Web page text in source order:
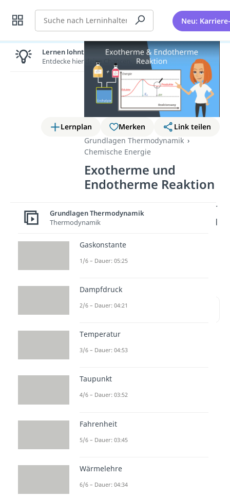
Suche Neu:
Lernplan Merken
Link teilen
Grundlagen Thermodynamik
Chemische Energie
Exotherme und
Endotherme Reaktion
In diesem Beitrag wiederholen wir
noch einmal die Unterschiede und
Inhaltsübersicht
Exotherm und
Alsexotherm
niedrigere Enthalpie
Edukte aufweisen. Mehr über
Videos zur
Enthalpie,
Lernen lohnt sich!
Entdecke hier deine Chancen.
Grundlagen Thermodynamik
Thermodynamik
Gaskonstante
1/6 – Dauer: 05:25
Dampfdruck
2/6 – Dauer: 04:21
Temperatur
3/6 – Dauer: 04:53
Taupunkt
4/6 – Dauer: 03:52
Fahrenheit
5/6 – Dauer: 03:45
Wärmelehre
6/6 – Dauer: 04:34